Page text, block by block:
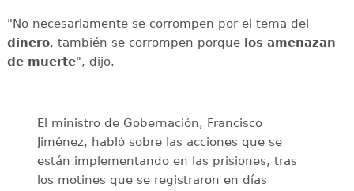
"No necesariamente se corrompen por el tema del
dinero, también se corrompen porque los amenazan
de muerte", dijo.
El ministro de Gobernación, Francisco
Jiménez, habló sobre las acciones que se
están implementando en las prisiones, tras
los motines que se registraron en días